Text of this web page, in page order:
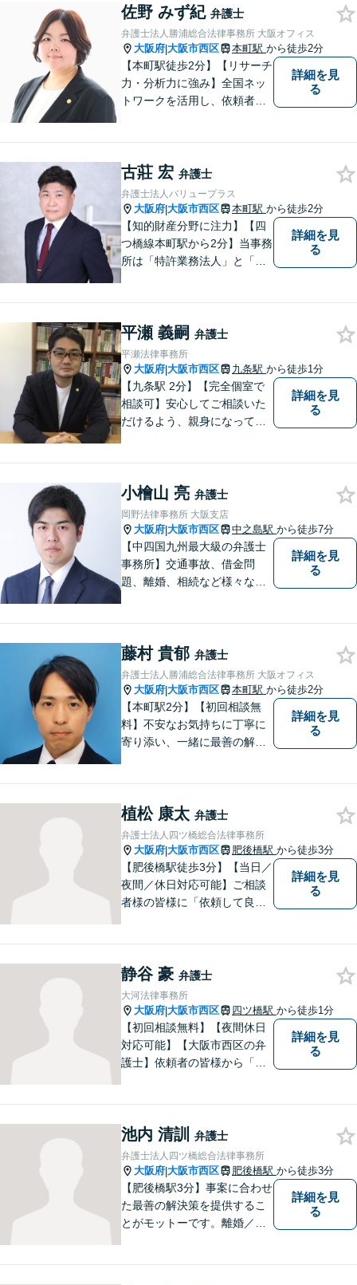
指します【初回相談無料】
【本町駅徒歩2分】男性の方の
ご相談も多く寄せられていま
す。
佐野 みず紀 弁護士
弁護士法人勝浦総合法律事務所 大阪オフィス
大阪府|大阪市西区 本町駅 から徒歩2分
【本町駅徒歩2分】【リサーチ
力・分析力に強み】全国ネッ
トワークを活用し、依頼者満
頼者様一人一人に寄り添い、
納得の解決へと導きます。
【初回相談無料】
詳細を見
る
古莊 宏 弁護士
弁護士法人バリュープラス
大阪府|大阪市西区 本町駅 から徒歩2分
【知的財産分野に注力】【四
つ橋線本町駅から2分】当事務
所は「特許業務法人」と「弁
ュニケーション」を大切に
し、喜んで頂けるサービスを
提供いたします【法テラス利
用可】
詳細を見
る
平瀬 義嗣 弁護士
平瀬法律事務所
大阪府|大阪市西区 九条駅 から徒歩1分
【九条駅 2分】【完全個室で
相談可】安心してご相談いた
だけるよう、親身になってお
法律問題は時間の経過ととも
に事態が悪化することが多い
です。 お気軽にご相談くださ
い。
詳細を見
る
小檜山 亮 弁護士
岡野法律事務所 大阪支店
大阪府|大阪市西区 中之島駅 から徒歩7分
【中四国九州最大級の弁護士
事務所】交通事故、借金問
題、離婚、相続など様々な問
い！
詳細を見
る
藤村 貴郁 弁護士
弁護士法人勝浦総合法律事務所 大阪オフィス
大阪府|大阪市西区 本町駅 から徒歩2分
【本町駅2分】【初回相談無
料】不安なお気持ちに丁寧に
寄り添い、一緒に最善の解決
けるよう、誠実にあなたをサ
ポートいたします。【電話相
談も対応可能】
詳細を見
る
植松 康太 弁護士
弁護士法人四ツ橋総合法律事務所
大阪府|大阪市西区 肥後橋駅 から徒歩3分
【肥後橋駅徒歩3分】【当日／
夜間／休日対応可能】ご相談
者様の皆様に「依頼して良か
離婚／相続／不動産関連／企
業法務など、幅広く対応。ご
相談者様とともに問題を解決
していきます。
詳細を見
る
静谷 豪 弁護士
大河法律事務所
大阪府|大阪市西区 四ツ橋駅 から徒歩1分
【初回相談無料】【夜間休日
対応可能】【大阪市西区の弁
護士】依頼者の皆様から「お
詳細を見
る
池内 清訓 弁護士
弁護士法人四ツ橋総合法律事務所
大阪府|大阪市西区 肥後橋駅 から徒歩3分
【肥後橋駅3分】事案に合わせ
た最善の解決策を提供するこ
とがモットーです。離婚／交
詳細を見
る